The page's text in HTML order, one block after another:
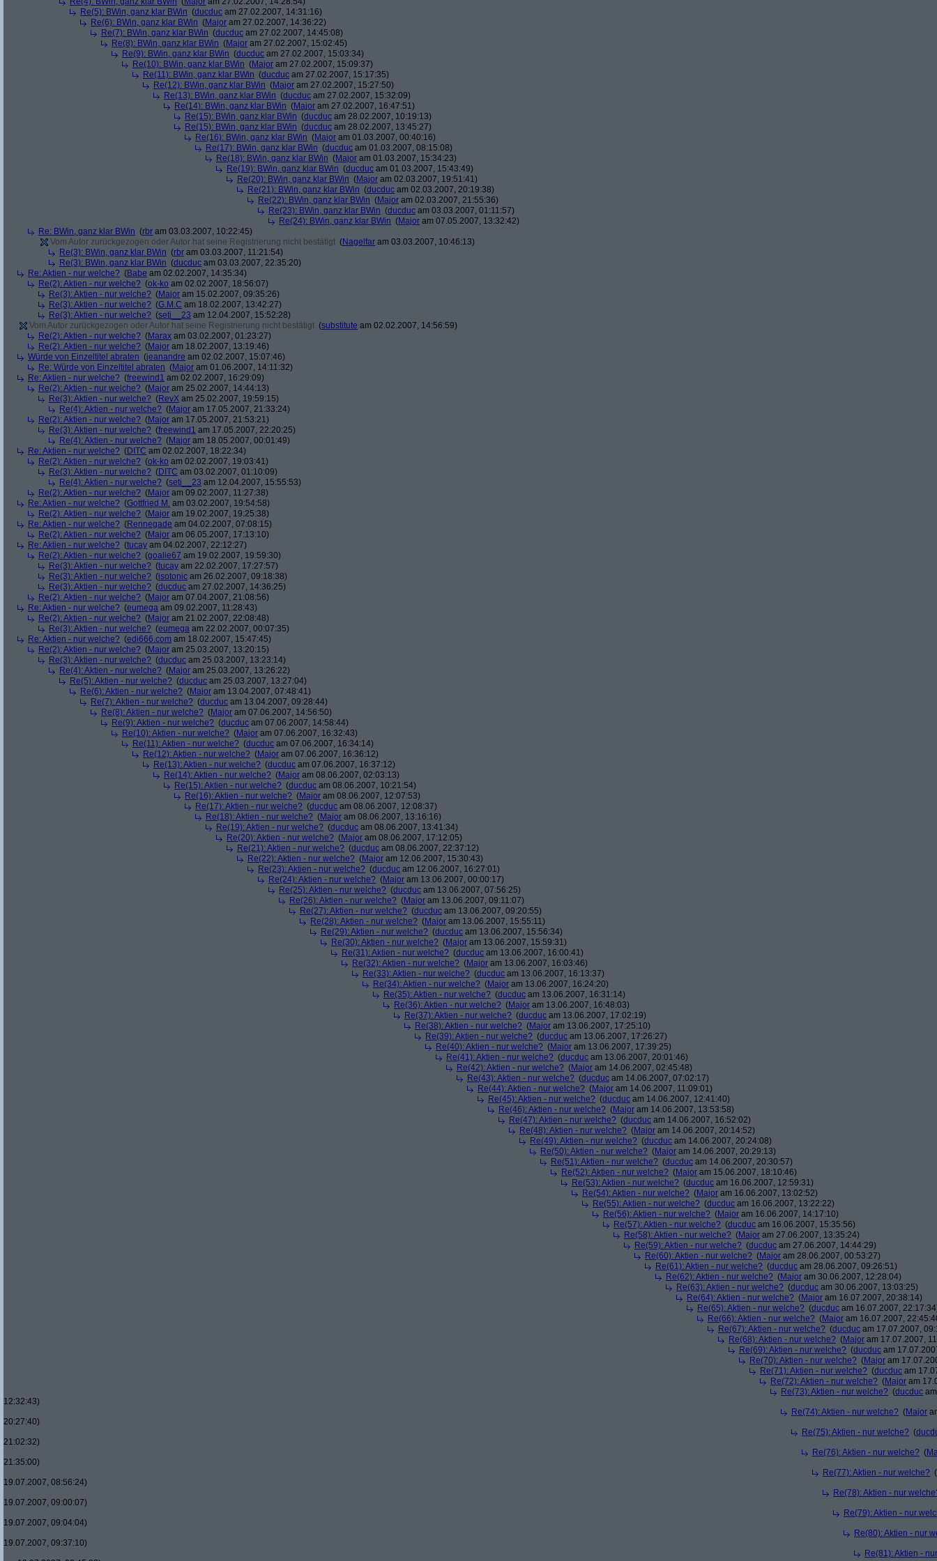
Re(5): BWin, ganz klar BWin (ducduc am 27.02.2007, 14:31:16)
Re(6): BWin, ganz klar BWin (Major am 27.02.2007, 14:36:22)
Re(7): BWin, ganz klar BWin (ducduc am 27.02.2007, 14:45:08)
Re(8): BWin, ganz klar BWin (Major am 27.02.2007, 15:02:45)
Re(9): BWin, ganz klar BWin (ducduc am 27.02.2007, 15:03:34)
Re(10): BWin, ganz klar BWin (Major am 27.02.2007, 15:09:37)
Re(11): BWin, ganz klar BWin (ducduc am 27.02.2007, 15:17:35)
Re(12): BWin, ganz klar BWin (Major am 27.02.2007, 15:27:50)
Re(13): BWin, ganz klar BWin (ducduc am 27.02.2007, 15:32:09)
Re(14): BWin, ganz klar BWin (Major am 27.02.2007, 16:47:51)
Re(15): BWin, ganz klar BWin (ducduc am 28.02.2007, 10:19:13)
Re(15): BWin, ganz klar BWin (ducduc am 28.02.2007, 13:45:27)
Re(16): BWin, ganz klar BWin (Major am 01.03.2007, 00:40:16)
Re(17): BWin, ganz klar BWin (ducduc am 01.03.2007, 08:15:08)
Re(18): BWin, ganz klar BWin (Major am 01.03.2007, 15:34:23)
Re(19): BWin, ganz klar BWin (ducduc am 01.03.2007, 15:43:49)
Re(20): BWin, ganz klar BWin (Major am 02.03.2007, 19:51:41)
Re(21): BWin, ganz klar BWin (ducduc am 02.03.2007, 20:19:38)
Re(22): BWin, ganz klar BWin (Major am 02.03.2007, 21:55:36)
Re(23): BWin, ganz klar BWin (ducduc am 03.03.2007, 01:11:57)
Re(24): BWin, ganz klar BWin (Major am 07.05.2007, 13:32:42)
Re: BWin, ganz klar BWin (rbr am 03.03.2007, 10:22:45)
Vom Autor zurückgezogen oder Autor hat seine Registrierung nicht bestätigt (Nagelfar am 03.03.2007, 10:46:13)
Re(3): BWin, ganz klar BWin (rbr am 03.03.2007, 11:21:54)
Re(3): BWin, ganz klar BWin (ducduc am 03.03.2007, 22:35:20)
Re: Aktien - nur welche? (Babe am 02.02.2007, 14:35:34)
Re(2): Aktien - nur welche? (ok-ko am 02.02.2007, 18:56:07)
Re(3): Aktien - nur welche? (Major am 15.02.2007, 09:35:26)
Re(3): Aktien - nur welche? (G.M.C am 18.02.2007, 13:42:27)
Re(3): Aktien - nur welche? (seti__23 am 12.04.2007, 15:52:28)
Vom Autor zurückgezogen oder Autor hat seine Registrierung nicht bestätigt (substitute am 02.02.2007, 14:56:59)
Re(2): Aktien - nur welche? (Marax am 03.02.2007, 01:23:27)
Re(2): Aktien - nur welche? (Major am 18.02.2007, 13:19:46)
Würde von Einzeltitel abraten (jeanandre am 02.02.2007, 15:07:46)
Re: Würde von Einzeltitel abraten (Major am 01.06.2007, 14:11:32)
Re: Aktien - nur welche? (freewind1 am 02.02.2007, 16:29:09)
Re(2): Aktien - nur welche? (Major am 25.02.2007, 14:44:13)
Re(3): Aktien - nur welche? (RevX am 25.02.2007, 19:59:15)
Re(4): Aktien - nur welche? (Major am 17.05.2007, 21:33:24)
Re(2): Aktien - nur welche? (Major am 17.05.2007, 21:53:21)
Re(3): Aktien - nur welche? (freewind1 am 17.05.2007, 22:20:25)
Re(4): Aktien - nur welche? (Major am 18.05.2007, 00:01:49)
Re: Aktien - nur welche? (DITC am 02.02.2007, 18:22:34)
Re(2): Aktien - nur welche? (ok-ko am 02.02.2007, 19:03:41)
Re(3): Aktien - nur welche? (DITC am 03.02.2007, 01:10:09)
Re(4): Aktien - nur welche? (seti__23 am 12.04.2007, 15:55:53)
Re(2): Aktien - nur welche? (Major am 09.02.2007, 11:27:38)
Re: Aktien - nur welche? (Gottfried M. am 03.02.2007, 19:54:58)
Re(2): Aktien - nur welche? (Major am 19.02.2007, 19:25:38)
Re: Aktien - nur welche? (Rennegade am 04.02.2007, 07:08:15)
Re(2): Aktien - nur welche? (Major am 06.05.2007, 17:13:10)
Re: Aktien - nur welche? (tucay am 04.02.2007, 22:12:27)
Re(2): Aktien - nur welche? (goalie67 am 19.02.2007, 19:59:30)
Re(3): Aktien - nur welche? (tucay am 22.02.2007, 17:27:57)
Re(3): Aktien - nur welche? (isotonic am 26.02.2007, 09:18:38)
Re(3): Aktien - nur welche? (ducduc am 27.02.2007, 14:36:25)
Re(2): Aktien - nur welche? (Major am 07.04.2007, 21:08:56)
Re: Aktien - nur welche? (eumega am 09.02.2007, 11:28:43)
Re(2): Aktien - nur welche? (Major am 21.02.2007, 22:08:48)
Re(3): Aktien - nur welche? (eumega am 22.02.2007, 00:07:35)
Re: Aktien - nur welche? (edi666.com am 18.02.2007, 15:47:45)
Re(2): Aktien - nur welche? (Major am 25.03.2007, 13:20:15)
Re(3): Aktien - nur welche? (ducduc am 25.03.2007, 13:23:14)
Re(4): Aktien - nur welche? (Major am 25.03.2007, 13:26:22)
Re(5): Aktien - nur welche? (ducduc am 25.03.2007, 13:27:04)
Re(6): Aktien - nur welche? (Major am 13.04.2007, 07:48:41)
Re(7): Aktien - nur welche? (ducduc am 13.04.2007, 09:28:44)
Re(8): Aktien - nur welche? (Major am 07.06.2007, 14:56:50)
Re(9): Aktien - nur welche? (ducduc am 07.06.2007, 14:58:44)
Re(10): Aktien - nur welche? (Major am 07.06.2007, 16:32:43)
Re(11): Aktien - nur welche? (ducduc am 07.06.2007, 16:34:14)
Re(12): Aktien - nur welche? (Major am 07.06.2007, 16:36:12)
Re(13): Aktien - nur welche? (ducduc am 07.06.2007, 16:37:12)
Re(14): Aktien - nur welche? (Major am 08.06.2007, 02:03:13)
Re(15): Aktien - nur welche? (ducduc am 08.06.2007, 10:21:54)
Re(16): Aktien - nur welche? (Major am 08.06.2007, 12:07:53)
Re(17): Aktien - nur welche? (ducduc am 08.06.2007, 12:08:37)
Re(18): Aktien - nur welche? (Major am 08.06.2007, 13:16:16)
Re(19): Aktien - nur welche? (ducduc am 08.06.2007, 13:41:34)
Re(20): Aktien - nur welche? (Major am 08.06.2007, 17:12:05)
Re(21): Aktien - nur welche? (ducduc am 08.06.2007, 22:37:12)
Re(22): Aktien - nur welche? (Major am 12.06.2007, 15:30:43)
Re(23): Aktien - nur welche? (ducduc am 12.06.2007, 16:27:01)
Re(24): Aktien - nur welche? (Major am 13.06.2007, 00:00:17)
Re(25): Aktien - nur welche? (ducduc am 13.06.2007, 07:56:25)
Re(26): Aktien - nur welche? (Major am 13.06.2007, 09:11:07)
Re(27): Aktien - nur welche? (ducduc am 13.06.2007, 09:20:55)
Re(28): Aktien - nur welche? (Major am 13.06.2007, 15:55:11)
Re(29): Aktien - nur welche? (ducduc am 13.06.2007, 15:56:34)
Re(30): Aktien - nur welche? (Major am 13.06.2007, 15:59:31)
Re(31): Aktien - nur welche? (ducduc am 13.06.2007, 16:00:41)
Re(32): Aktien - nur welche? (Major am 13.06.2007, 16:03:46)
Re(33): Aktien - nur welche? (ducduc am 13.06.2007, 16:13:37)
Re(34): Aktien - nur welche? (Major am 13.06.2007, 16:24:20)
Re(35): Aktien - nur welche? (ducduc am 13.06.2007, 16:31:14)
Re(36): Aktien - nur welche? (Major am 13.06.2007, 16:48:03)
Re(37): Aktien - nur welche? (ducduc am 13.06.2007, 17:02:19)
Re(38): Aktien - nur welche? (Major am 13.06.2007, 17:25:10)
Re(39): Aktien - nur welche? (ducduc am 13.06.2007, 17:26:27)
Re(40): Aktien - nur welche? (Major am 13.06.2007, 17:39:25)
Re(41): Aktien - nur welche? (ducduc am 13.06.2007, 20:01:46)
Re(42): Aktien - nur welche? (Major am 14.06.2007, 02:45:48)
Re(43): Aktien - nur welche? (ducduc am 14.06.2007, 07:02:17)
Re(44): Aktien - nur welche? (Major am 14.06.2007, 11:09:01)
Re(45): Aktien - nur welche? (ducduc am 14.06.2007, 12:41:40)
Re(46): Aktien - nur welche? (Major am 14.06.2007, 13:53:58)
Re(47): Aktien - nur welche? (ducduc am 14.06.2007, 16:52:02)
Re(48): Aktien - nur welche? (Major am 14.06.2007, 20:14:52)
Re(49): Aktien - nur welche? (ducduc am 14.06.2007, 20:24:08)
Re(50): Aktien - nur welche? (Major am 14.06.2007, 20:29:13)
Re(51): Aktien - nur welche? (ducduc am 14.06.2007, 20:30:57)
Re(52): Aktien - nur welche? (Major am 15.06.2007, 18:10:46)
Re(53): Aktien - nur welche? (ducduc am 16.06.2007, 12:59:31)
Re(54): Aktien - nur welche? (Major am 16.06.2007, 13:02:52)
Re(55): Aktien - nur welche? (ducduc am 16.06.2007, 13:22:22)
Re(56): Aktien - nur welche? (Major am 16.06.2007, 14:17:10)
Re(57): Aktien - nur welche? (ducduc am 16.06.2007, 15:35:56)
Re(58): Aktien - nur welche? (Major am 27.06.2007, 13:35:24)
Re(59): Aktien - nur welche? (ducduc am 27.06.2007, 14:44:29)
Re(60): Aktien - nur welche? (Major am 28.06.2007, 00:53:27)
Re(61): Aktien - nur welche? (ducduc am 28.06.2007, 09:26:51)
Re(62): Aktien - nur welche? (Major am 30.06.2007, 12:28:04)
Re(63): Aktien - nur welche? (ducduc am 30.06.2007, 13:03:25)
Re(64): Aktien - nur welche? (Major am 16.07.2007, 20:38:14)
Re(65): Aktien - nur welche? (ducduc am 16.07.2007,
Re(66): Aktien - nur welche? (Major am 16.07.2007,
Re(67): Aktien - nur welche? (ducduc am 17.07.2007,
Re(68): Aktien - nur welche? (Major am 17.07.2007,
Re(69): Aktien - nur welche? (ducduc am
Re(70): Aktien - nur welche? (Major am
Re(71): Aktien - nur welche? (ducduc am
Re(72): Aktien - nur welche? (Major am
Re(73): Aktien - nur welche? (ducduc
12:32:43)
Re(74): Aktien - nur welche? (Major
20:27:40)
Re(75): Aktien - nur welche? (
21:02:32)
Re(76): Aktien - nur welche? (
21:35:00)
Re(77): Aktien - nur welche? (
19.07.2007, 08:56:24)
Re(78): Aktien - nur
19.07.2007, 09:00:07)
Re(79): Aktien - nur
19.07.2007, 09:04:04)
Re(80): Aktien - nur
19.07.2007, 09:37:10)
Re(81): Aktien -